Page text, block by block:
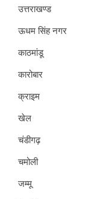
उत्तराखण्ड
ऊधम सिंह नगर
काठमांडू
कारोबार
क्राइम
खेल
चंडीगढ़
चमोली
जम्मू